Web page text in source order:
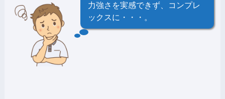
力強さを実感できず、コンプレ
ックスに・・・。